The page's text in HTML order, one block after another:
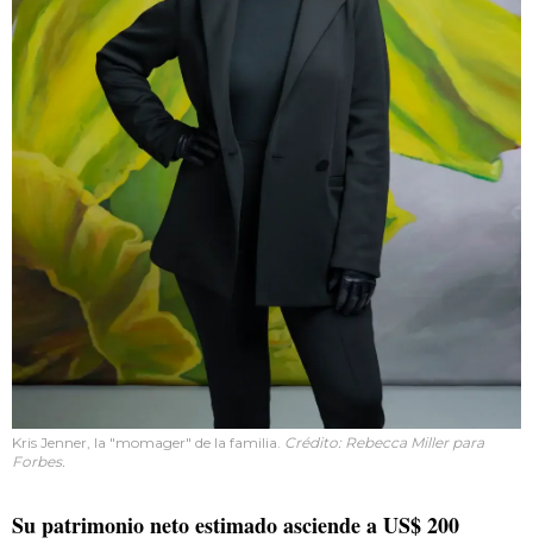
Kris Jenner, la "momager" de la familia. Crédito: Rebecca Miller para
Forbes.
Su patrimonio neto estimado asciende a US$ 200